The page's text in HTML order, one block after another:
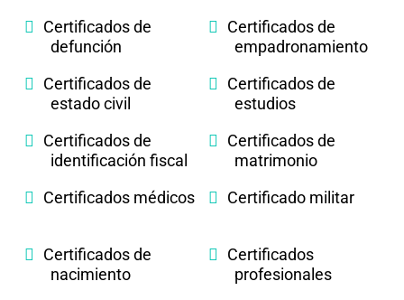
Certificados de
defunción
Certificados de
empadronamiento
Certificados de
estado civil
Certificados de
estudios
Certificados de
identificación fiscal
Certificados de
matrimonio
Certificados médicos
Certificado militar
Certificados de
nacimiento
Certificados
profesionales